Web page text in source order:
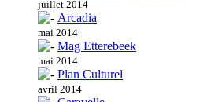
juillet 2014
Arcadia
mai 2014
Mag Etterebeek
mai 2014
Plan Culturel
avril 2014